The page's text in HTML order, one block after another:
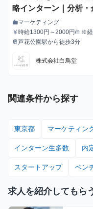
略インターン｜分析
職種
workマーケティング
給与
currency_yen時給1300円～2000円/h ※
給・インセンティブあり
最寄駅
train芦花公園駅から徒歩3分
株式会社白鳥堂
関連条件から探す
東京都 マーケティン
インターン生多数 内
スタートアップ ベン
求人を紹介してもら